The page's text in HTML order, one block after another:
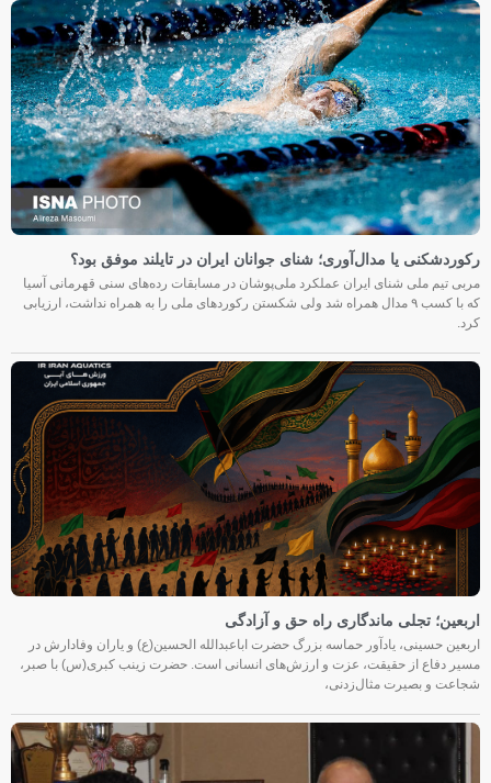
رکوردشکنی یا مدال‌آوری؛ شنای جوانان ایران در تایلند موفق بود؟
مربی تیم ملی شنای ایران عملکرد ملی‌پوشان در مسابقات رده‌های سنی قهرمانی آسیا
که با کسب ۹ مدال همراه شد ولی شکستن رکوردهای ملی را به همراه نداشت، ارزیابی
کرد.
اربعین؛ تجلی ماندگاری راه حق و آزادگی
اربعین حسینی، یادآور حماسه بزرگ حضرت اباعبدالله الحسین(ع) و یاران وفادارش در
مسیر دفاع از حقیقت، عزت و ارزش‌های انسانی است. حضرت زینب کبری(س) با صبر،
شجاعت و بصیرت مثال‌زدنی،